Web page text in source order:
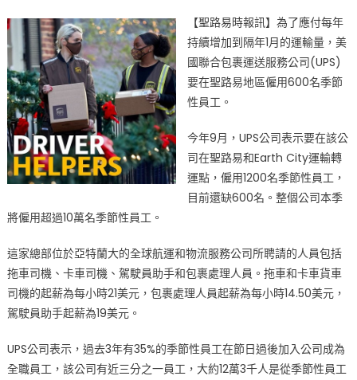
國
聯
合
包
裹
UPS
聖
路
易
人〉
中
【聖路易時報訊】為了應付每年
持續增加到隔年1月的運輸量，美
國聯合包裹運送服務公司(UPS)
要在聖路易地區僱用600名季節
性員工。
今年9月，UPS公司表示要在該公
司在聖路易和Earth City運輸轉
運點，僱用1200名季節性員工，
目前還缺600名。整個公司本季
將僱用超過10萬名季節性員工。
這家總部位於亞特蘭大的全球航運和物流服務公司所聘請的人員包括
拖車司機、卡車司機、駕駛員助手和包裹處理人員。拖車和卡車貨車
司機的起薪為每小時21美元，包裹處理人員起薪為每小時14.50美元，
駕駛員助手起薪為19美元。
UPS公司表示，過去3年有35%的季節性員工在節日過後加入公司成為
全職員工，該公司有近三分之一員工，大約12萬3千人是從季節性員工